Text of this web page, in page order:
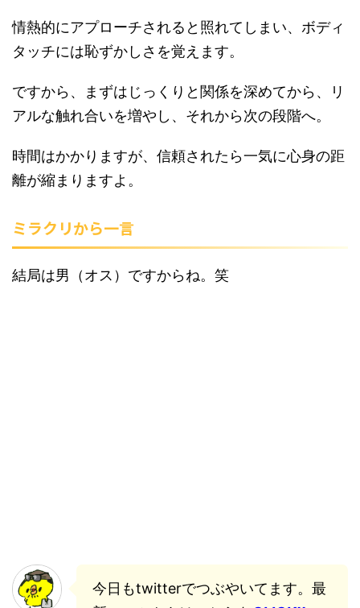
情熱的にアプローチされると照れてしまい、ボディ
タッチには恥ずかしさを覚えます。
ですから、まずはじっくりと関係を深めてから、リ
アルな触れ合いを増やし、それから次の段階へ。
時間はかかりますが、信頼されたら一気に心身の距
離が縮まりますよ。
ミラクリから一言
結局は男（オス）ですからね。笑
今日もtwitterでつぶやいてます。最